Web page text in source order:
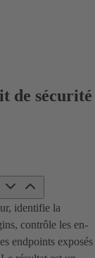
de sécurité
identifie la
contrôle les en-
endpoints exposés